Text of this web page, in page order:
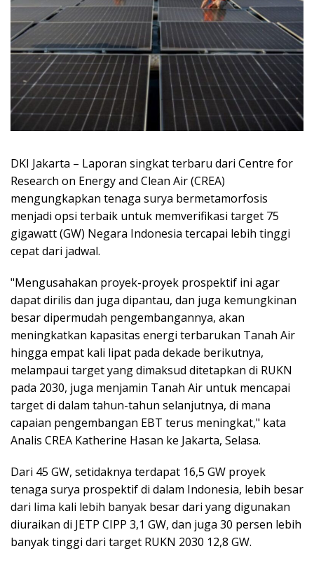
DKI Jakarta – Laporan singkat terbaru dari Centre for
Research on Energy and Clean Air (CREA)
mengungkapkan tenaga surya bermetamorfosis
menjadi opsi terbaik untuk memverifikasi target 75
gigawatt (GW) Negara Indonesia tercapai lebih tinggi
cepat dari jadwal.
"Mengusahakan proyek-proyek prospektif ini agar
dapat dirilis dan juga dipantau, dan juga kemungkinan
besar dipermudah pengembangannya, akan
meningkatkan kapasitas energi terbarukan Tanah Air
hingga empat kali lipat pada dekade berikutnya,
melampaui target yang dimaksud ditetapkan di RUKN
pada 2030, juga menjamin Tanah Air untuk mencapai
target di dalam tahun-tahun selanjutnya, di mana
capaian pengembangan EBT terus meningkat," kata
Analis CREA Katherine Hasan ke Jakarta, Selasa.
Dari 45 GW, setidaknya terdapat 16,5 GW proyek
tenaga surya prospektif di dalam Indonesia, lebih besar
dari lima kali lebih banyak besar dari yang digunakan
diuraikan di JETP CIPP 3,1 GW, dan juga 30 persen lebih
banyak tinggi dari target RUKN 2030 12,8 GW.